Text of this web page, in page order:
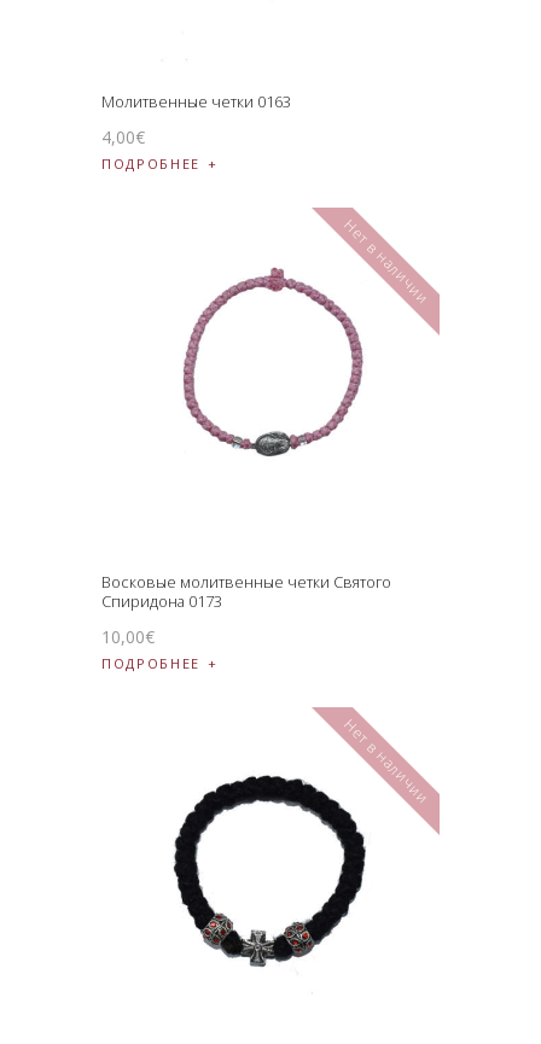
Молитвенные четки 0163
4,00€
ПОДРОБНЕЕ
Нет в наличии
Восковые молитвенные четки Святого
Спиридона 0173
10,00€
ПОДРОБНЕЕ
Нет в наличии